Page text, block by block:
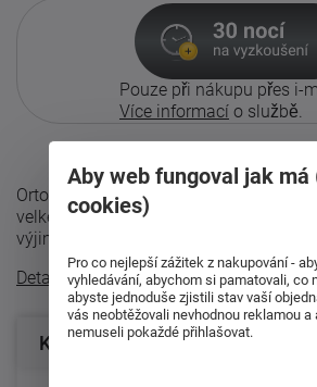
Pouze při nákupu přes i-
Více informací o službě.
Ortopedická oboustranná taštičková
velkého počtu samostatně uložených
výjimečnou podporu těla po ...
Detailní popis
Konfigurace produktu
Aby web fungoval jak má
cookies)
Pro co nejlepší zážitek z nakupování -
vyhledávání, abychom si pamatovali, co
abyste jednoduše zjistili stav vaší
vás neobtěžovali nevhodnou reklamou a
nemuseli pokaždé přihlašovat.